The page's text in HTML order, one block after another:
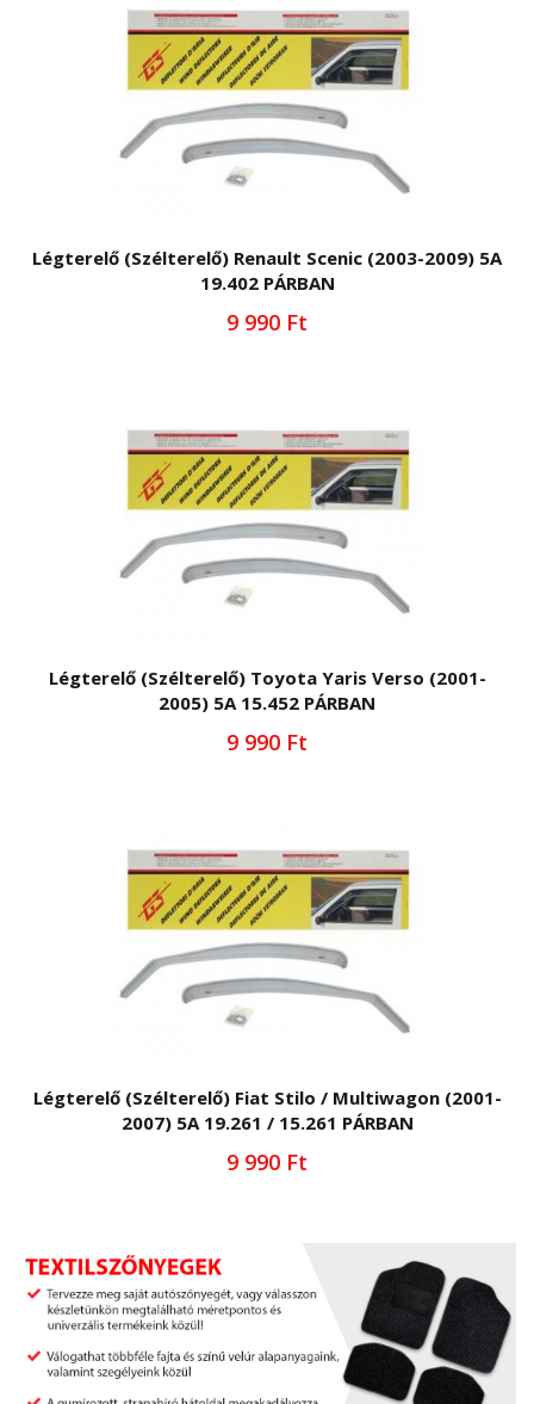
Légterelő (Szélterelő) Renault Scenic (2003-2009) 5A
19.402 PÁRBAN
9 990 Ft
Légterelő (Szélterelő) Toyota Yaris Verso (2001-
2005) 5A 15.452 PÁRBAN
9 990 Ft
Légterelő (Szélterelő) Fiat Stilo / Multiwagon (2001-
2007) 5A 19.261 / 15.261 PÁRBAN
9 990 Ft